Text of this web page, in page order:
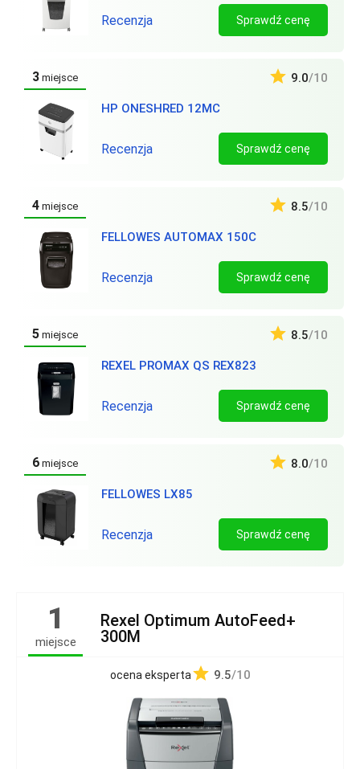
Recenzja Sprawdź cenę
3 miejsce
HP ONESHRED 12MC
9.0/10
Recenzja Sprawdź cenę
4 miejsce
FELLOWES AUTOMAX 150C
8.5/10
Recenzja Sprawdź cenę
5 miejsce
REXEL PROMAX QS REX823
8.5/10
Recenzja Sprawdź cenę
6 miejsce
FELLOWES LX85
8.0/10
Recenzja Sprawdź cenę
1
miejsce
Rexel Optimum AutoFeed+
300M
ocena eksperta 9.5/10